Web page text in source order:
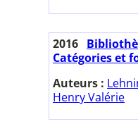
2016
Catégories et
Auteurs :
Henry Valérie